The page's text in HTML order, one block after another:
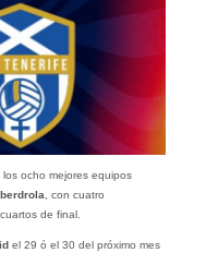
ocho mejores equipos
, con cuatro
de final.
el 29 ó el 30 del próximo mes